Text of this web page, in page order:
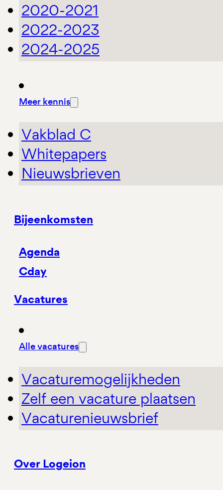
2020-2021
2022-2023
2024-2025
Meer kennis
Vakblad C
Whitepapers
Nieuwsbrieven
Bijeenkomsten
Agenda
Cday
Vacatures
Alle vacatures
Vacaturemogelijkheden
Zelf een vacature plaatsen
Vacaturenieuwsbrief
Over Logeion